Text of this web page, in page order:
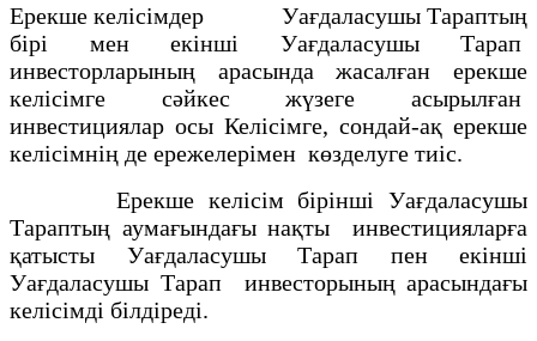
Ерекше келісімдер Уағдаласушы Тараптың
бiрi мен екiншi Уағдаласушы Тарап
инвесторларының арасында жасалған ерекше
келiсiмге сәйкес жүзеге асырылған
инвестициялар осы Келiсiмге, сондай-ақ ерекше
келiсiмнiң де ережелерiмен көзделуге тиiс.
Ерекше келiсiм бiрiншi Уағдаласушы
Тараптың аумағындағы нақты инвестицияларға
қатысты Уағдаласушы Тарап пен екiншi
Уағдаласушы Тарап инвесторының арасындағы
келiсiмдi бiлдiредi.